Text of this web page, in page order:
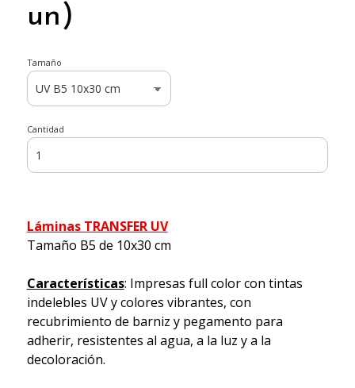
un)
Tamaño
Cantidad
Láminas TRANSFER UV
Tamaño B5 de 10x30 cm
Características: Impresas full color con tintas
indelebles UV y colores vibrantes, con
recubrimiento de barniz y pegamento para
adherir, resistentes al agua, a la luz y a la
decoloración.